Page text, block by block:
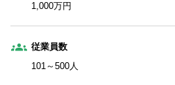
1,000万円
従業員数
101～500人